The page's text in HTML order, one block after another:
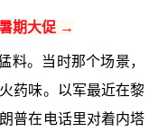
期大促 →
料。当时那个场景，
药味。以军最近在黎
普在电话里对着内塔